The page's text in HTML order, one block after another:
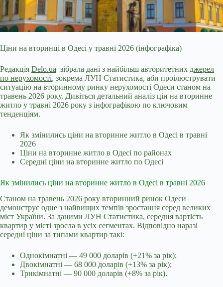
Ціни на вторинці в Одесі у травні 2026 (інфографіка)
Редакція Delo.ua зібрала дані з найбільш авторитетних джерел
по нерухомості, зокрема ЛУН Статистика, аби проілюструвати
ситуацію на вторинному ринку нерухомості Одеси станом на
травень 2026 року. Дивіться детальний аналіз цін на вторинне
житло у травні 2026 року з інфографікою по ключовим
тенденціям.
Як змінились ціни на вторинне житло в Одесі в травні
2026
Ціни на вторинне житло в Одесі по районах
Середні ціни на вторинне житло по Одесі
Як змінились ціни на вторинне житло в Одесі в травні 2026
Станом на травень 2026 року вторинний ринок Одеси
демонструє одне з найвищих темпів зростання серед великих
міст України. За даними ЛУН Статистика, середня вартість
квартир у місті зросла в усіх сегментах. Відповідно наразі
середні ціни за типами квартир такі:
Однокімнатні — 49 000 доларів (+21% за рік);
Двокімнатні — 68 000 доларів (+13% за рік);
Трикімнатні — 90 000 доларів (+8% за рік).